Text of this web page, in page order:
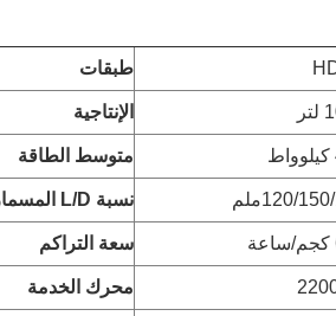
طبقات
الإنتاجية
متوسط الطاقة
120ملم نسبة L/D المسمار
سعة التراكم
محرك الخدمة